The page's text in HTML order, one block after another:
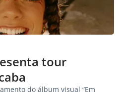
tour
do álbum visual “Em